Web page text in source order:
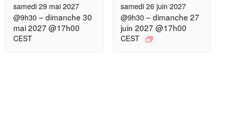
samedi 29 mai 2027
@9h30 –dimanche 30
mai 2027 @17h00
CEST
samedi 26 juin 2027
@9h30 –dimanche 27
juin 2027 @17h00
CEST